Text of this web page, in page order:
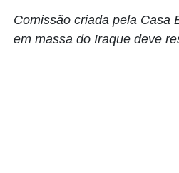
Comissão criada pela Casa
em massa do Iraque deve